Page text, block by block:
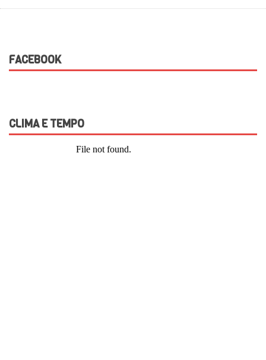
FACEBOOK
CLIMA E TEMPO